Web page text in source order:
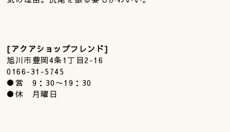
[アクアショップフレンド]
旭川市豊岡4条1丁目2-16
0166-31-5745
●営 9：30〜19：30
●休 月曜日